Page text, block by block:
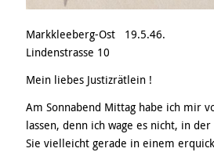
Markkleeberg-Ost 19.5.46.
Lindenstrasse 10
Mein liebes Justizrätlein !
Am Sonnabend Mittag habe ich mir
lassen, denn ich wage es nicht, in
Sie vielleicht gerade in einem